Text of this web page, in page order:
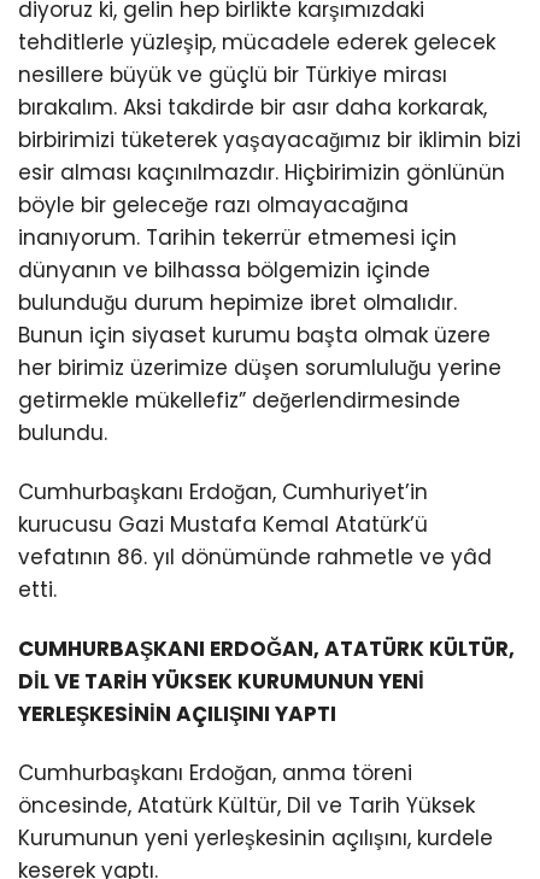
diyoruz ki, gelin hep birlikte karşımızdaki
tehditlerle yüzleşip, mücadele ederek gelecek
nesillere büyük ve güçlü bir Türkiye mirası
bırakalım. Aksi takdirde bir asır daha korkarak,
birbirimizi tüketerek yaşayacağımız bir iklimin bizi
esir alması kaçınılmazdır. Hiçbirimizin gönlünün
böyle bir geleceğe razı olmayacağına
inanıyorum. Tarihin tekerrür etmemesi için
dünyanın ve bilhassa bölgemizin içinde
bulunduğu durum hepimize ibret olmalıdır.
Bunun için siyaset kurumu başta olmak üzere
her birimiz üzerimize düşen sorumluluğu yerine
getirmekle mükellefiz” değerlendirmesinde
bulundu.
Cumhurbaşkanı Erdoğan, Cumhuriyet’in
kurucusu Gazi Mustafa Kemal Atatürk’ü
vefatının 86. yıl dönümünde rahmetle ve yâd
etti.
CUMHURBAŞKANI ERDOĞAN, ATATÜRK KÜLTÜR,
DİL VE TARİH YÜKSEK KURUMUNUN YENİ
YERLEŞKESİNİN AÇILIŞINI YAPTI
Cumhurbaşkanı Erdoğan, anma töreni
öncesinde, Atatürk Kültür, Dil ve Tarih Yüksek
Kurumunun yeni yerleşkesinin açılışını, kurdele
keserek yaptı.